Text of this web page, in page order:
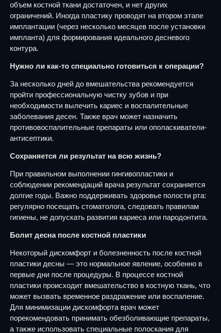
объем костной ткани достаточен, и нет других
ограничений. Иногда пластику проводят на втором этапе
имплантации (через несколько месяцев после установки
импланта) для формирования идеального десневого
контура.
Нужно ли как-то специально готовиться к операции?
За несколько дней до вмешательства рекомендуется
пройти профессиональную чистку зубов и при
необходимости вылечить кариес и воспалительные
заболевания десен. Также врач может назначить
противовоспалительные препараты или ополаскиватели-
антисептики.
Сохраняется ли результат на всю жизнь?
При правильном выполнении гингивопластики и
соблюдении рекомендаций врача результат сохраняется
долгие годы. Важно поддерживать здоровье полости рта:
регулярно посещать стоматолога, следовать правилам
гигиены, не допускать развития кариеса или пародонтита.
Болит десна после костной пластики
Некоторый дискомфорт и болезненность после костной
пластики десны — это нормальное явление, особенно в
первые дни после процедуры. В процессе костной
пластики происходит вмешательство в костную ткань, что
может вызвать временное раздражение или воспаление.
Для минимизации дискомфорта врач может
порекомендовать принимать обезболивающие препараты,
а также использовать специальные полоскания для